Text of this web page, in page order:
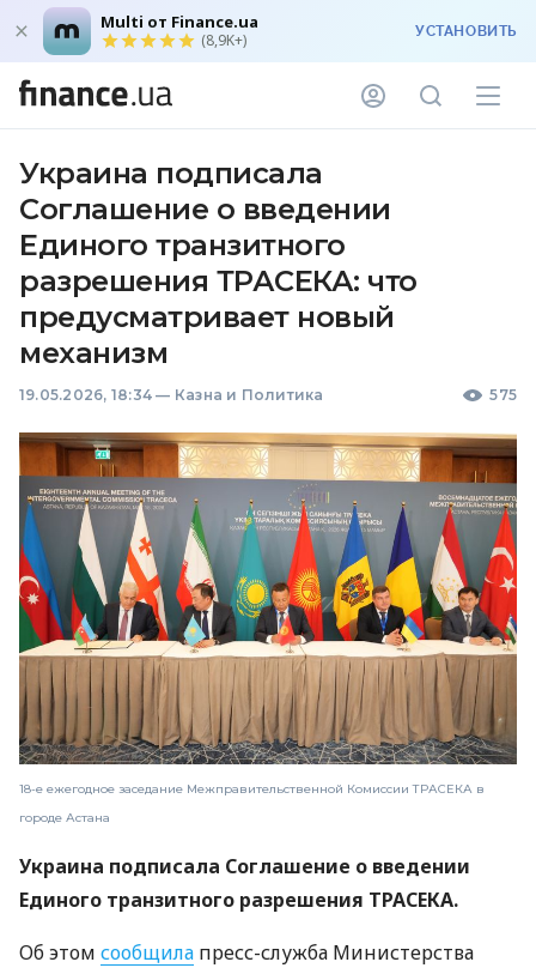
Multi от Finance.ua
(8,9K+) УСТАНОВИТЬ
Украина подписала
Соглашение о введении
Единого транзитного
разрешения ТРАСЕКА: что
предусматривает новый
механизм
19.05.2026, 18:34 — Казна и Политика 575
18-е ежегодное заседание Межправительственной Комиссии ТРАСЕКА в
городе Астана
Украина подписала Соглашение о введении
Единого транзитного разрешения ТРАСЕКА.
Об этом сообщила пресс-служба Министерства